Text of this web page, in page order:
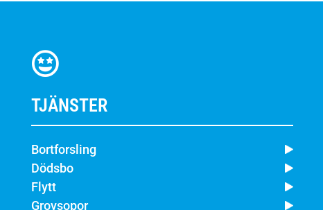
TJÄNSTER
Bortforsling
Dödsbo
Flytt
Grovsopor